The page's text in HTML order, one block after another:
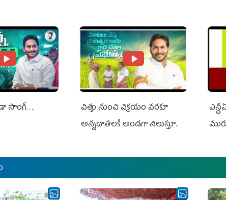
సాంగ్….
విత్తు నుంచి విక్రయం వరకూ
అన్నదాతలకి అండగా నిలుస్తూ..